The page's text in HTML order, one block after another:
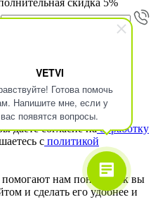
VETVI
Готова помочь
Напишите мне, если у
вас появятся вопросы.
скидка 5%
даете согласие наобработку
с политикой
нам понять, как вы
и сделать его удобнее и